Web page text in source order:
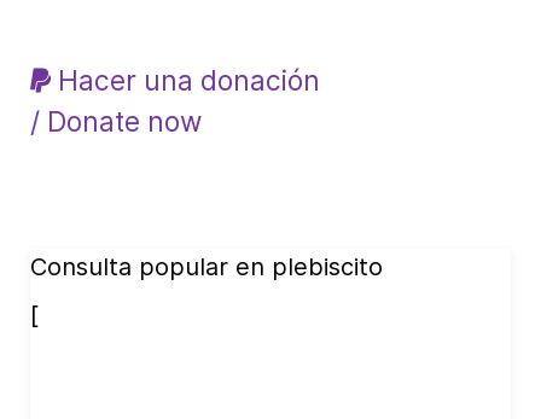
Hacer una donación
/ Donate now
Consulta popular en plebiscito
[